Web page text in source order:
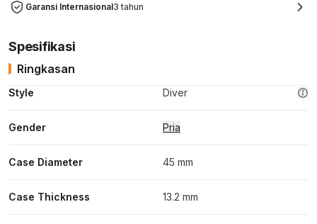
Garansi Internasional3 tahun
Spesifikasi
Ringkasan
Style Diver
Gender Pria
Case Diameter 45 mm
Case Thickness 13.2 mm